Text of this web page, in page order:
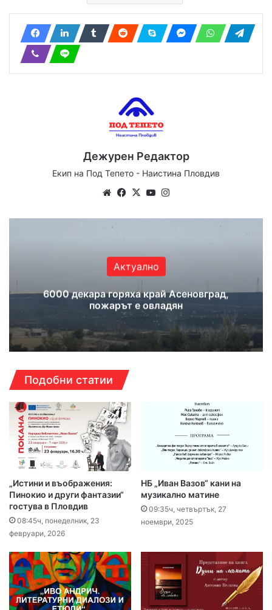
Дежурен Редактор
Екип на Под Тепето - Наистина Пловдив
WebsiteFacebook
X YouTube
Актуално
6000 декара горяха край Асеновград,
пожарът е овладян
Подобни статии
„Истини и въображения:
Пинокио и други фантазии“
гостува в Пловдив
08:45ч, понеделник, 23
февруари, 2026
НБ „Иван Вазов“ кани на
музикално матине
09:35ч, четвъртък, 27
ноември, 2025